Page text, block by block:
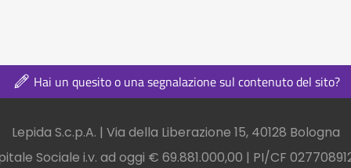
Hai un quesito o una segnalazione sul contenuto del sito?
footer
Lepida S.c.p.A. | Via della Liberazione 15, 40128 Bologna
Sociale i.v. ad oggi € 69.881.000,00 | PI/CF